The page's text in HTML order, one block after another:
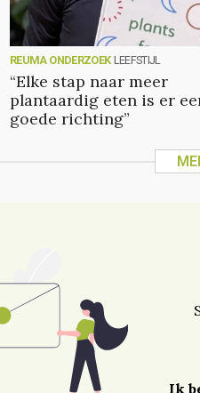
REUMA ONDERZOEK LEEFSTIJL
“Elke stap naar meer
plantaardig eten is er
goede richting”
Ik